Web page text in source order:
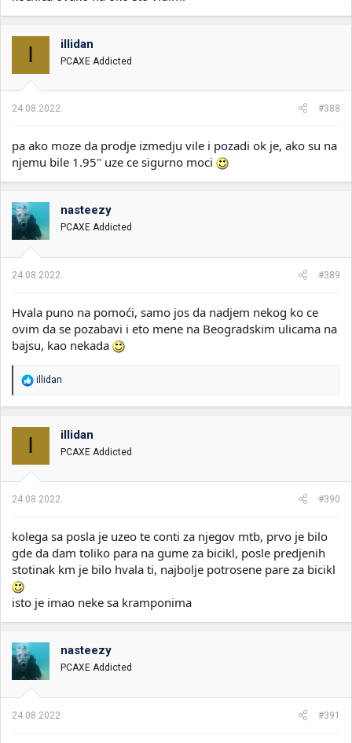
I illidan
PCAXE Addicted
24.08.2022. #388
pa ako moze da prodje izmedju vile i pozadi ok je, ako su na
njemu bile 1.95" uze ce sigurno moci
nasteezy
PCAXE Addicted
24.08.2022. #389
Hvala puno na pomoći, samo jos da nadjem nekog ko ce
ovim da se pozabavi i eto mene na Beogradskim ulicama na
bajsu, kao nekada
R
o
n
:
illidan
I illidan
PCAXE Addicted
24.08.2022. #390
kolega sa posla je uzeo te conti za njegov mtb, prvo je bilo
gde da dam toliko para na gume za bicikl, posle predjenih
stotinak km je bilo hvala ti, najbolje potrosene pare za bicikl
isto je imao neke sa kramponima
nasteezy
PCAXE Addicted
24.08.2022. #391